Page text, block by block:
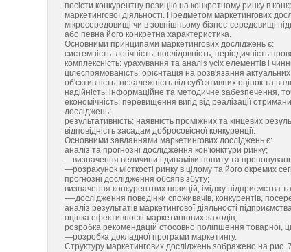
посісти конкурентну позицію на конкретному ринку в
маркетингової діяльності. Предметом маркетингових
мікросередовищі чи в зовнішньому бізнес-середовищі
або певна його конкретна характеристика.
Основними принципами маркетингових досліджень є:
системність: логічність, послідовність, періодичність
комплексність: урахування та аналіз усіх елементів і
цілеспрямованість: орієнтація на розв'язання
об'єктивність: незалежність від суб'єктивних оцінок та
надійність: інформаційне та методичне забезпечення,
економічність: перевищення вигід від реалізації
досліджень;
результативність: наявність проміжних та кінцевих
відповідність засадам добросовісної конкуренції.
Основними завданнями маркетингових досліджень є:
аналіз та прогнозні дослідження кон'юнктури ринку;
—визначення величини і динаміки попиту та
—розрахунок місткості ринку в цілому та його окремих
прогнозні дослідження обсягів збуту;
визначення конкурентних позицій, іміджу підприємства
-—дослідження поведінки споживачів, конкурентів,
аналіз результатів маркетингової діяльності
оцінка ефективності маркетингових заходів;
розробка рекомендацій стосовно поліпшення товарної,
—розробка докладної програми маркетингу.
Структуру маркетингових досліджень зображено на рис.